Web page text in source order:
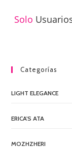
Solo
Categorías
LIGHT ELEGANCE
ERICA'S ATA
MOZHZHERI